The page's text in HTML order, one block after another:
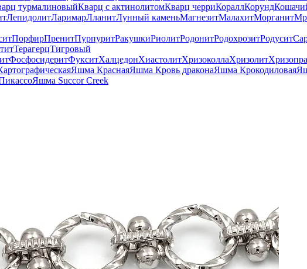
турмалиновыйКварц с актинолитомКварц черриКораллКорунд
ЛепидолитЛаримарЛланитЛунный каменьМагнезитМалахитМорганит
ПорфирПренитПурпуритРакушкиРиолитРодонитРодохрозитРодусит
ТерагерцТигровый
ФосфосидеритФукситХалцедонХиастолитХризоколлаХризолит
Яшма КраснаяЯшма Кровь драконаЯшма Крокодиловая
Яшма Succor Creek